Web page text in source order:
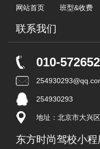
网站首页 班型&收费
联系我们
010-
254930293
地址：北京市大兴
东方时尚驾校小程